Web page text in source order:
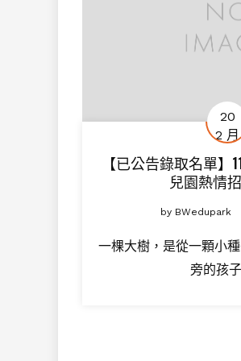
20
2 月
【已公告錄取名單】
兒園熱情
by BWedupark
一棵大樹，是從一顆小
旁的孩